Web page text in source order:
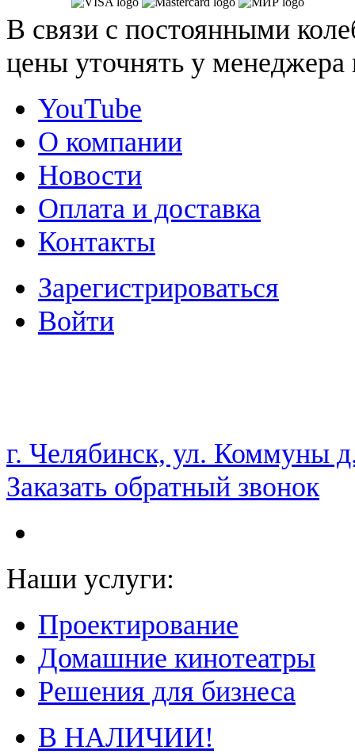
В связи с постоянными
цены уточнять у
YouTube
О компании
Новости
Оплата и доставка
Контакты
Зарегистрироваться
Войти
НАМ ДОВЕРЯЮТ С 2003 ГОДА
г. Челябинск, ул. Коммуны
Заказать обратный звонок
Наши услуги:
Проектирование
Домашние кинотеатры
Решения для бизнеса
В НАЛИЧИИ!